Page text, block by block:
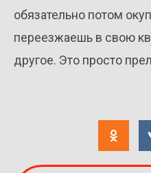
обязательно потом
переезжаешь в свою
другое. Это просто